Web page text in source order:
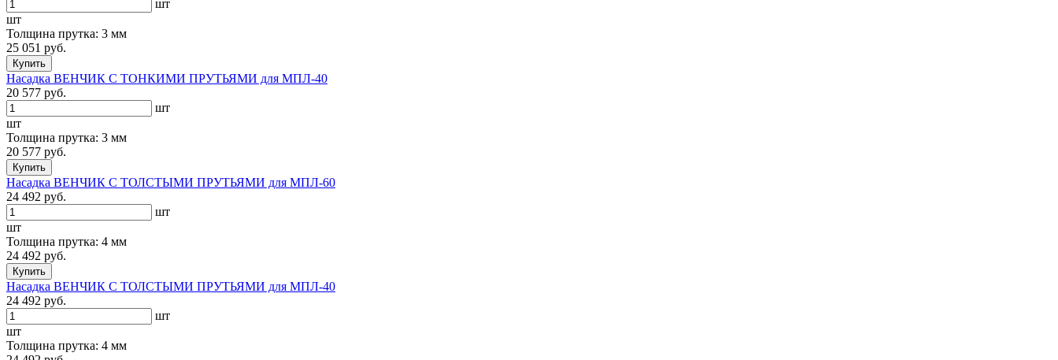
шт
шт
Толщина прутка: 3 мм
25 051 руб.
Купить
Насадка ВЕНЧИК С ТОНКИМИ ПРУТЬЯМИ для МПЛ-40
20 577 руб.
шт
шт
Толщина прутка: 3 мм
20 577 руб.
Купить
Насадка ВЕНЧИК С ТОЛСТЫМИ ПРУТЬЯМИ для МПЛ-60
24 492 руб.
шт
шт
Толщина прутка: 4 мм
24 492 руб.
Купить
Насадка ВЕНЧИК С ТОЛСТЫМИ ПРУТЬЯМИ для МПЛ-40
24 492 руб.
шт
шт
Толщина прутка: 4 мм